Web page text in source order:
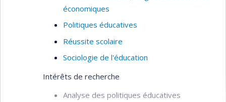
économiques
Politiques éducatives
Réussite scolaire
Sociologie de l'éducation
Intérêts de recherche
Analyse des politiques éducatives